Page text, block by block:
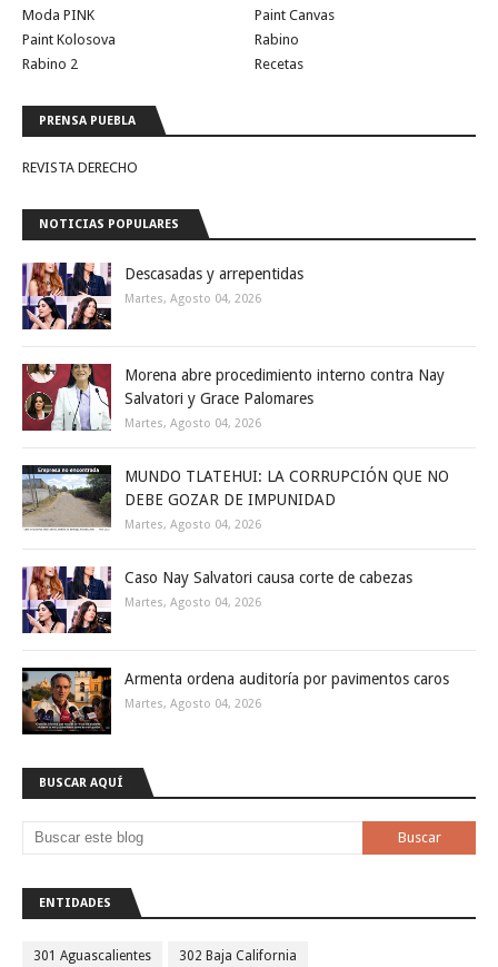
Moda PINK
Paint Canvas
Paint Kolosova
Rabino
Rabino 2
Recetas
PRENSA PUEBLA
REVISTA DERECHO
NOTICIAS POPULARES
Descasadas y arrepentidas
Martes, Agosto 04, 2026
Morena abre procedimiento interno contra Nay
Salvatori y Grace Palomares
Martes, Agosto 04, 2026
MUNDO TLATEHUI: LA CORRUPCIÓN QUE NO
DEBE GOZAR DE IMPUNIDAD
Martes, Agosto 04, 2026
Caso Nay Salvatori causa corte de cabezas
Martes, Agosto 04, 2026
Armenta ordena auditoría por pavimentos caros
Martes, Agosto 04, 2026
BUSCAR AQUÍ
ENTIDADES
301 Aguascalientes 302 Baja California